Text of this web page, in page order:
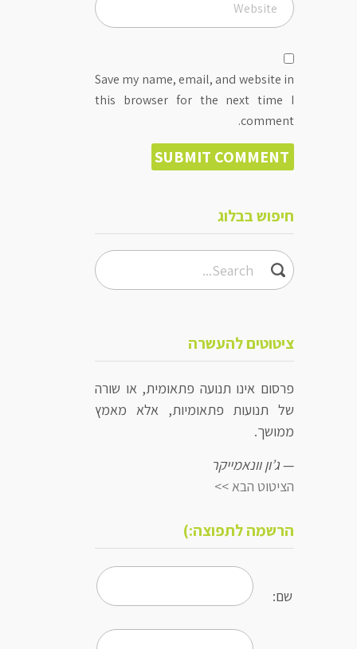
Save my name, email, and website in
this browser for the next time I
comment.
חיפוש בבלוג
ציטוטים להעשרה
פרסום אינו תנועה פתאומית, או שורה
של תנועות פתאומיות, אלא מאמץ
ממושך.
—ג’ון וונאמייקר
הציטוט הבא >>
הרשמה לתפוצה:)
שם: